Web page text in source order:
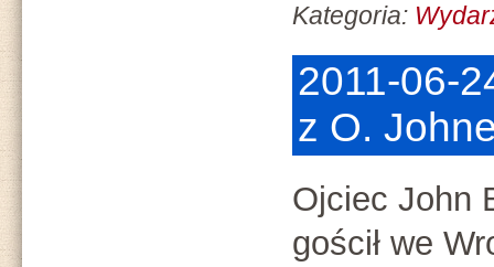
Kategoria:
2011-06-
z O.
Ojciec John
gościł we